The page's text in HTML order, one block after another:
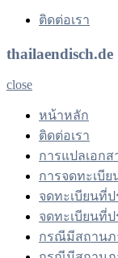
ติดต่อเรา
thailaendisch.de
close
หน้าหลัก
ติดต่อเรา
การแปลเอกส
การจดทะเบี
จดทะเบียนที่ป
จดทะเบียนที่ป
กรณีมีสถานภ